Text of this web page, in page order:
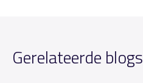
Gerelateerde blogs